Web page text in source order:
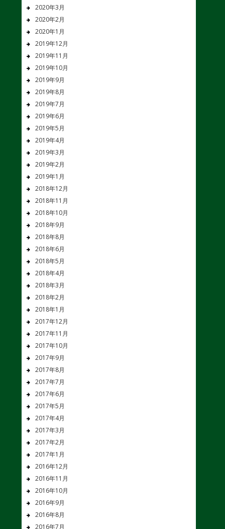
2020年3月
2020年2月
2020年1月
2019年12月
2019年11月
2019年10月
2019年9月
2019年8月
2019年7月
2019年6月
2019年5月
2019年4月
2019年3月
2019年2月
2019年1月
2018年12月
2018年11月
2018年10月
2018年9月
2018年8月
2018年6月
2018年5月
2018年4月
2018年3月
2018年2月
2018年1月
2017年12月
2017年11月
2017年10月
2017年9月
2017年8月
2017年7月
2017年6月
2017年5月
2017年4月
2017年3月
2017年2月
2017年1月
2016年12月
2016年11月
2016年10月
2016年9月
2016年8月
2016年7月